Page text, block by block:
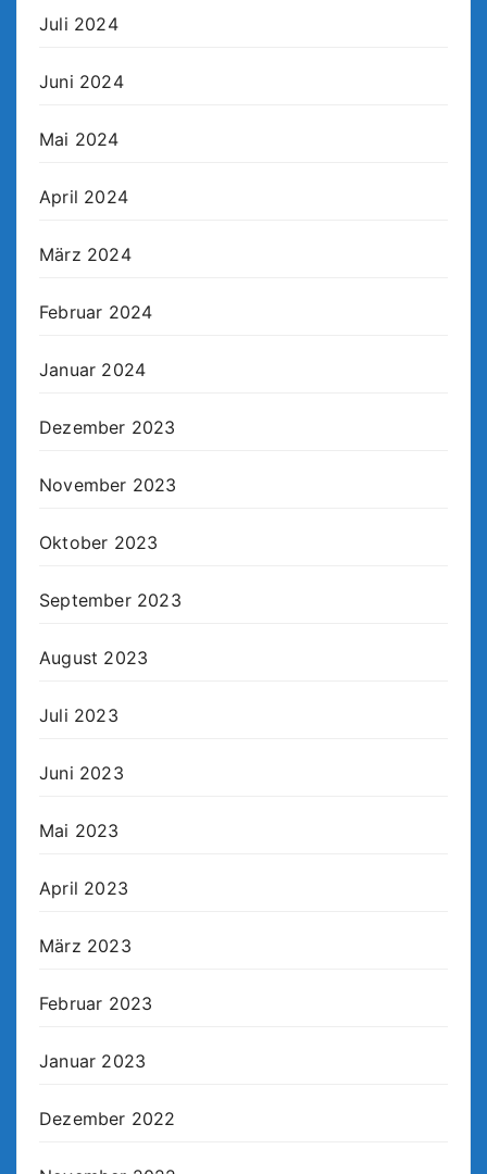
Juli 2024
Juni 2024
Mai 2024
April 2024
März 2024
Februar 2024
Januar 2024
Dezember 2023
November 2023
Oktober 2023
September 2023
August 2023
Juli 2023
Juni 2023
Mai 2023
April 2023
März 2023
Februar 2023
Januar 2023
Dezember 2022